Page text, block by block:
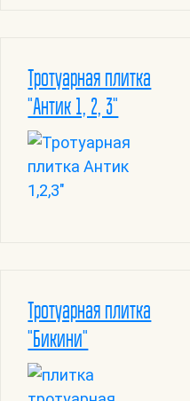
Тротуарная плитка
"Антик 1, 2, 3"
Тротуарная плитка
"Бикини"